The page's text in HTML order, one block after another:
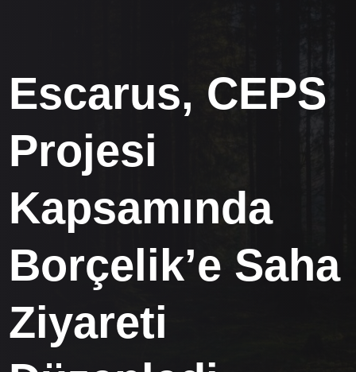
Escarus, CEPS
Projesi
Kapsamında
Borçelik’e Saha
Ziyareti